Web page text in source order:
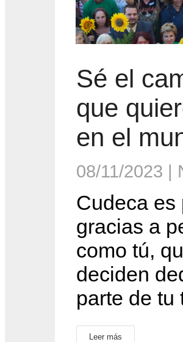
Sé el
que
en el
08/11/2023 |
Cudeca es
gracias a
como tú,
deciden
parte de
Leer más